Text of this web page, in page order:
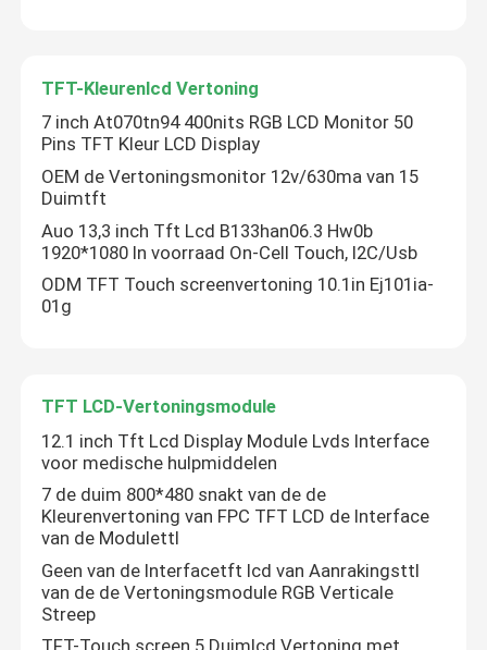
TFT-Kleurenlcd Vertoning
7 inch At070tn94 400nits RGB LCD Monitor 50
Pins TFT Kleur LCD Display
OEM de Vertoningsmonitor 12v/630ma van 15
Duimtft
Auo 13,3 inch Tft Lcd B133han06.3 Hw0b
1920*1080 In voorraad On-Cell Touch, I2C/Usb
ODM TFT Touch screenvertoning 10.1in Ej101ia-
01g
TFT LCD-Vertoningsmodule
12.1 inch Tft Lcd Display Module Lvds Interface
voor medische hulpmiddelen
7 de duim 800*480 snakt van de de
Kleurenvertoning van FPC TFT LCD de Interface
van de Modulettl
Geen van de Interfacetft lcd van Aanrakingsttl
van de de Vertoningsmodule RGB Verticale
Streep